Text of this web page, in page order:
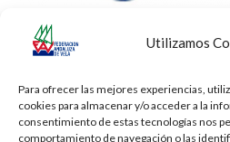
Utilizamos
Para ofrecer las mejores experiencias,
cookies para almacenar y/o acceder a la
consentimiento de estas tecnologías nos
comportamiento de navegación o las